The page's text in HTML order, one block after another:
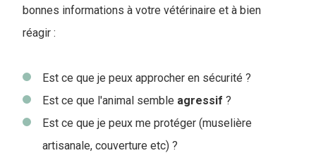
bonnes informations à votre vétérinaire et à bien
réagir :
Est ce que je peux approcher en sécurité ?
Est ce que l'animal semble agressif ?
Est ce que je peux me protéger (muselière
artisanale, couverture etc) ?